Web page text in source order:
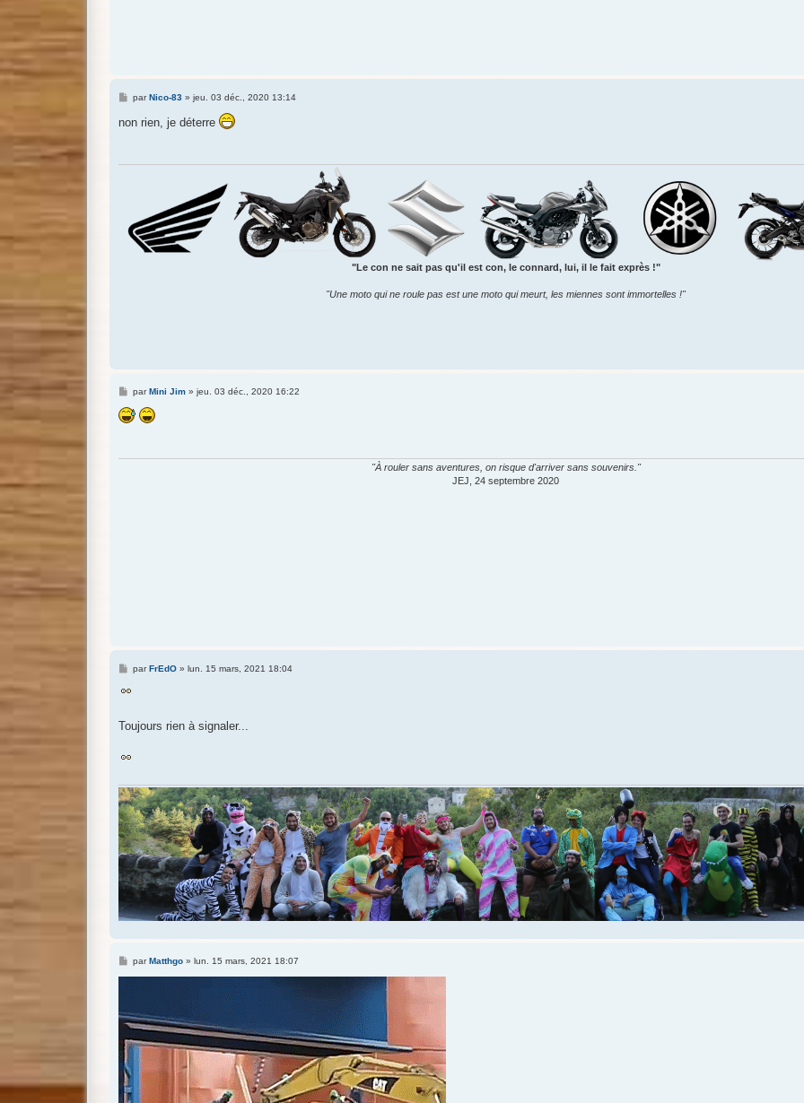
M
s
s
par Nico-83» jeu. 03 déc., 2020 13:14
non rien, je déterre
"Le con ne sait pas qu'il est con, le connard, lui, il le fait exprès !"
"Une moto qui ne roule pas est une moto qui meurt, les miennes sont immortelles !"
M
s
s
par Mini Jim» jeu. 03 déc., 2020 16:22
"À rouler sans aventures, on risque d'arriver sans souvenirs."
JEJ, 24 septembre 2020
M
s
g
e
par FrEdO» lun. 15 mars, 2021 18:04
Toujours rien à signaler...
M
s
g
e
par Matthgo» lun. 15 mars, 2021 18:07